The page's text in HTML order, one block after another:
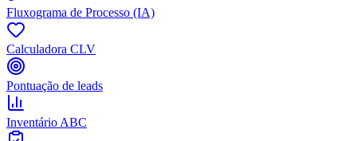
Fluxograma de Processo (IA)
Calculadora CLV
Pontuação de leads
Inventário ABC